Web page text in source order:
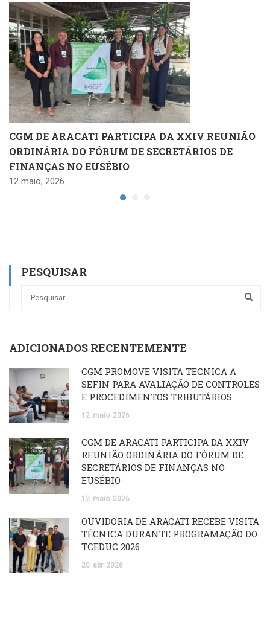
CGM DE ARACATI PARTICIPA DA XXIV REUNIÃO
ORDINÁRIA DO FÓRUM DE SECRETÁRIOS DE
FINANÇAS NO EUSÉBIO
12 maio, 2026
PESQUISAR
ADICIONADOS RECENTEMENTE
CGM PROMOVE VISITA TÉCNICA À
SEFIN PARA AVALIAÇÃO DE CONTROLES
E PROCEDIMENTOS TRIBUTÁRIOS
12 maio 2026
CGM DE ARACATI PARTICIPA DA XXIV
REUNIÃO ORDINÁRIA DO FÓRUM DE
SECRETÁRIOS DE FINANÇAS NO
EUSÉBIO
12 maio 2026
OUVIDORIA DE ARACATI RECEBE VISITA
TÉCNICA DURANTE PROGRAMAÇÃO DO
TCEDUC 2026
20 abr 2026